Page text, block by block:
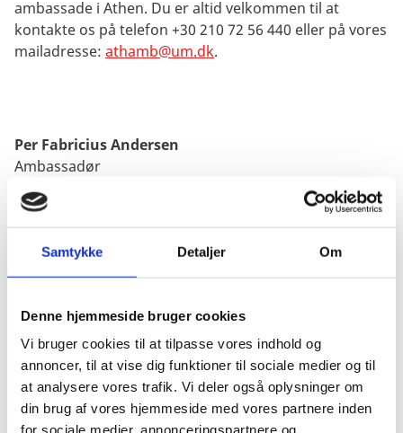
Samtykke Detaljer Om
Denne hjemmeside bruger cookies
Vi bruger cookies til at tilpasse vores indhold og
annoncer, til at vise dig funktioner til sociale medier og til
at analysere vores trafik. Vi deler også oplysninger om
din brug af vores hjemmeside med vores partnere inden
for sociale medier, annonceringspartnere og
ambassade i Athen. Du er altid velkommen til at
kontakte os på telefon +30 210 72 56 440 eller på vores
mailadresse: athamb@um.dk.
Per Fabricius Andersen
Ambassadør
Tanne Bertelsen
Souschef/ambassaderåd (politiske og økonomiske
spørgsmål)
Vicekonsul/chef for den konsulære
afdeling (borgerservice)
E-mail:anniel@um.dk
Eleni Tavlaridou
(eksportfremme)